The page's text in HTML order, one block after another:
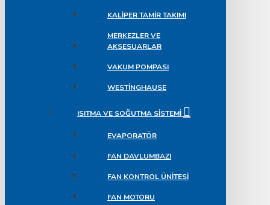
KALIPER TAMIR TAKIMI
MERKEZLER VE
AKSESUARLAR
VAKUM POMPASI
WESTINGHAUSE
ISITMA VE SOĞUTMA SISTEMI
EVAPORATÖR
FAN DAVLUMBAZI
FAN KONTROL ÜNITESI
FAN MOTORU